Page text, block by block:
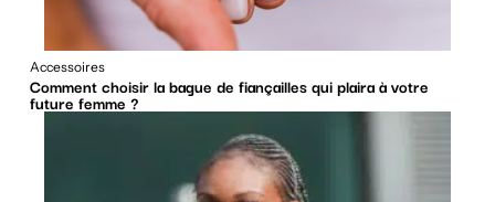
Accessoires
Comment choisir la bague de fiançailles qui plaira à votre
future femme ?